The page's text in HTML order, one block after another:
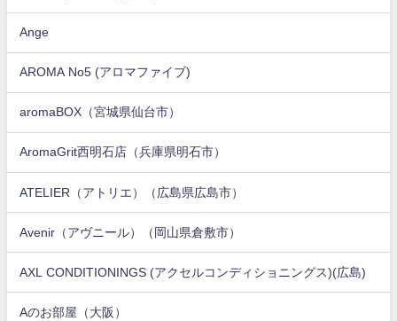
Ange
AROMA No5 (アロマファイブ)
aromaBOX（宮城県仙台市）
AromaGrit西明石店（兵庫県明石市）
ATELIER（アトリエ）（広島県広島市）
Avenir（アヴニール）（岡山県倉敷市）
AXL CONDITIONINGS (アクセルコンディショニングス)(広島)
Aのお部屋（大阪）